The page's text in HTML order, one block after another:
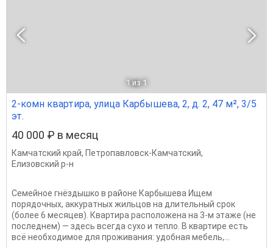
1 из 1
2-комн квартира, улица Карбышева, 2, д. 2, 47 м², 3/5
эт.
40 000 ₽ в месяц
Камчатский край, Петропавловск-Камчатский,
Елизовский р-н
Семейное гнёздышко в районе Карбышева Ищем
порядочных, аккуратных жильцов на длительный срок
(более 6 месяцев). Квартира расположена на 3-м этаже (не
последнем) — здесь всегда сухо и тепло. В квартире есть
всё необходимое для проживания: удобная мебель,...